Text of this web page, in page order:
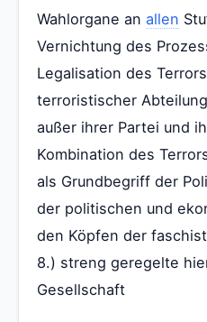
Wahlorgane an allen
Vernichtung des
Legalisation des
terroristischer
außer ihrer Partei und
Kombination des
als Grundbegriff der
der politischen und
den Köpfen der
8.) streng geregelte
Gesellschaft